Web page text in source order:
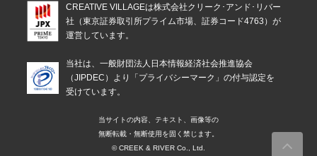
CREATIVE VILLAGEは株式会社クリーク･アンド･リバー
社（東京証券取引所プライム市場、証券コード4763）が
運営しています。
当社は、一般財団法人日本情報経済社会推進協会
（JIPDEC）より「プライバシーマーク」の付与認定を
受けています。
当サイトの内容、テキスト、画像等の
無断転載・無断使用を固く禁じます。
© CREEK & RIVER Co., Ltd.